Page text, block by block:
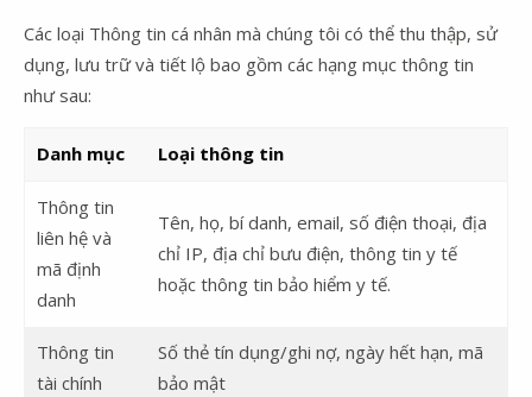
Các loại Thông tin cá nhân mà chúng tôi có thể thu thập, sử
dụng, lưu trữ và tiết lộ bao gồm các hạng mục thông tin
như sau:
Danh mục Loại thông tin
Thông tin
liên hệ và
mã định
danh
Tên, họ, bí danh, email, số điện thoại, địa
chỉ IP, địa chỉ bưu điện, thông tin y tế
hoặc thông tin bảo hiểm y tế.
Thông tin
tài chính
Số thẻ tín dụng/ghi nợ, ngày hết hạn, mã
bảo mật